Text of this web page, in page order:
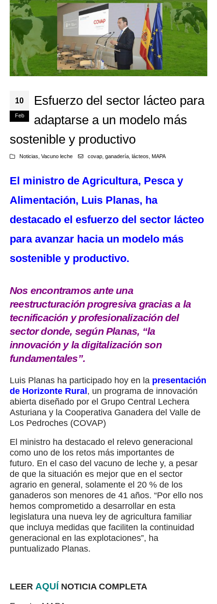
10
Feb
Esfuerzo del sector lácteo para
adaptarse a un modelo más
sostenible y productivo
Noticias Vacuno leche covap, ganadería, lácteos MAPA
El ministro de Agricultura, Pesca y
Alimentación, Luis Planas, ha
destacado el esfuerzo del sector lácteo
para avanzar hacia un modelo más
sostenible y productivo.
Nos encontramos ante una
reestructuración progresiva gracias a la
tecnificación y profesionalización del
sector donde, según Planas, “la
innovación y la digitalización son
fundamentales”.
Luis Planas ha participado hoy en la presentación
de Horizonte Rural, un programa de innovación
abierta diseñado por el Grupo Central Lechera
Asturiana y la Cooperativa Ganadera del Valle de
Los Pedroches (COVAP)
El ministro ha destacado el relevo generacional
como uno de los retos más importantes de
futuro. En el caso del vacuno de leche y, a pesar
de que la situación es mejor que en el sector
agrario en general, solamente el 20 % de los
ganaderos son menores de 41 años. “Por ello nos
hemos comprometido a desarrollar en esta
legislatura una nueva ley de agricultura familiar
que incluya medidas que faciliten la continuidad
generacional en las explotaciones”, ha
puntualizado Planas.
LEER AQUÍ NOTICIA COMPLETA